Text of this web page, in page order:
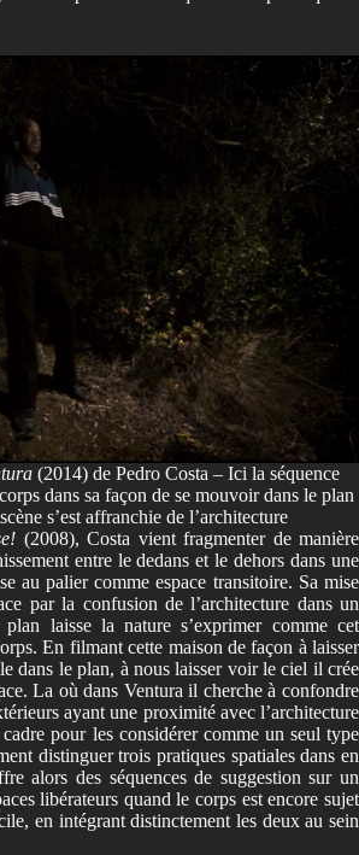
(2014) de Pedro Costa – Ici la séquence
dans sa façon de se mouvoir dans le plan
s’est affranchie de l’architecture
(2008), Costa vient fragmenter de manière
entre le dedans et le dehors dans une
au palier comme espace transitoire. Sa mise
par la confusion de l’architecture dans un
laisse la nature s’exprimer comme cet
En filmant cette maison de façon à laisser
dans le plan, à nous laisser voir le ciel il crée
La où dans Ventura il cherche à confondre
ayant une proximité avec l’architecture
pour les considérer comme un seul type
distinguer trois pratiques spatiales dans en
alors des séquences de suggestion sur un
libérateurs quand le corps est encore sujet
en intégrant distinctement les deux au sein